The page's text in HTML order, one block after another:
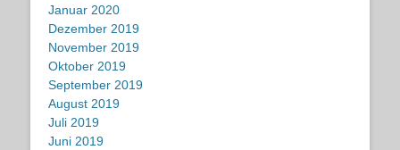
Januar 2020
Dezember 2019
November 2019
Oktober 2019
September 2019
August 2019
Juli 2019
Juni 2019